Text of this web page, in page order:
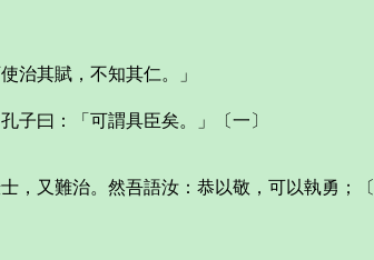
其賦，不知其仁。」
曰：「可謂具臣矣。」〔一〕
又難治。然吾語汝：恭以敬，可以執勇；〔